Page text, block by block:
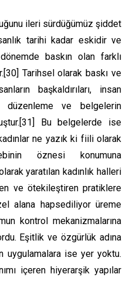
ileri sürdüğümüz şiddet
tarihi kadar eskidir ve
baskın olan farklı
[30] Tarihsel olarak baskı ve
başkaldırıları, insan
düzenleme ve belgelerin
[31]
Bu belgelerde ise
ne yazık ki fiili olarak
öznesi konumuna
yaratılan kadınlık halleri
ve ötekileştiren pratiklere
alana hapsediliyor üreme
kontrol mekanizmalarına
Eşitlik ve özgürlük adına
uygulamalara ise yer yoktu.
içeren hiyerarşik yapılar